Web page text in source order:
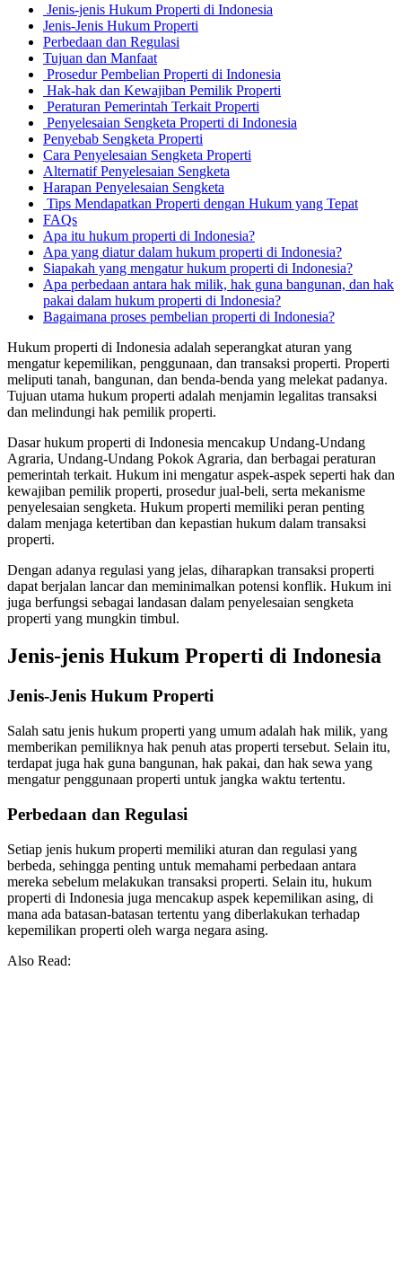
Jenis-jenis Hukum Properti di Indonesia
Jenis-Jenis Hukum Properti
Perbedaan dan Regulasi
Tujuan dan Manfaat
Prosedur Pembelian Properti di Indonesia
Hak-hak dan Kewajiban Pemilik Properti
Peraturan Pemerintah Terkait Properti
Penyelesaian Sengketa Properti di Indonesia
Penyebab Sengketa Properti
Cara Penyelesaian Sengketa Properti
Alternatif Penyelesaian Sengketa
Harapan Penyelesaian Sengketa
Tips Mendapatkan Properti dengan Hukum yang Tepat
FAQs
Apa itu hukum properti di Indonesia?
Apa yang diatur dalam hukum properti di Indonesia?
Siapakah yang mengatur hukum properti di Indonesia?
Apa perbedaan antara hak milik, hak guna bangunan, dan hak
pakai dalam hukum properti di Indonesia?
Bagaimana proses pembelian properti di Indonesia?
Hukum properti di Indonesia adalah seperangkat aturan yang
mengatur kepemilikan, penggunaan, dan transaksi properti. Properti
meliputi tanah, bangunan, dan benda-benda yang melekat padanya.
Tujuan utama hukum properti adalah menjamin legalitas transaksi
dan melindungi hak pemilik properti.
Dasar hukum properti di Indonesia mencakup Undang-Undang
Agraria, Undang-Undang Pokok Agraria, dan berbagai peraturan
pemerintah terkait. Hukum ini mengatur aspek-aspek seperti hak dan
kewajiban pemilik properti, prosedur jual-beli, serta mekanisme
penyelesaian sengketa. Hukum properti memiliki peran penting
dalam menjaga ketertiban dan kepastian hukum dalam transaksi
properti.
Dengan adanya regulasi yang jelas, diharapkan transaksi properti
dapat berjalan lancar dan meminimalkan potensi konflik. Hukum ini
juga berfungsi sebagai landasan dalam penyelesaian sengketa
properti yang mungkin timbul.
Jenis-jenis Hukum Properti di Indonesia
Jenis-Jenis Hukum Properti
Salah satu jenis hukum properti yang umum adalah hak milik, yang
memberikan pemiliknya hak penuh atas properti tersebut. Selain itu,
terdapat juga hak guna bangunan, hak pakai, dan hak sewa yang
mengatur penggunaan properti untuk jangka waktu tertentu.
Perbedaan dan Regulasi
Setiap jenis hukum properti memiliki aturan dan regulasi yang
berbeda, sehingga penting untuk memahami perbedaan antara
mereka sebelum melakukan transaksi properti. Selain itu, hukum
properti di Indonesia juga mencakup aspek kepemilikan asing, di
mana ada batasan-batasan tertentu yang diberlakukan terhadap
kepemilikan properti oleh warga negara asing.
Also Read: